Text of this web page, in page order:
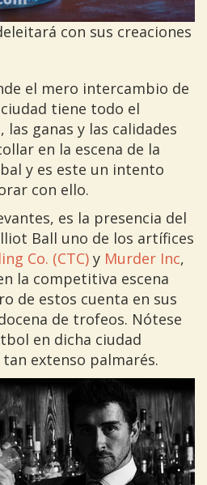
con sus creaciones
el mero intercambio de
tiene todo el
ganas y las calidades
en la escena de la
y es este un intento
con ello.
es la presencia del
Ball uno de los artífices
Co. (CTC) y Murder Inc,
la competitiva escena
de estos cuenta en sus
de trofeos. Nótese
en dicha ciudad
extenso palmarés.